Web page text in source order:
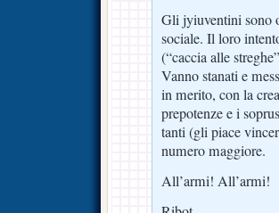
Gli jyiuventini sono
sociale. Il loro
(“caccia alle
Vanno stanati e
in merito, con la
prepotenze e i
tanti (gli piace
numero maggiore.
All’armi! All’armi!